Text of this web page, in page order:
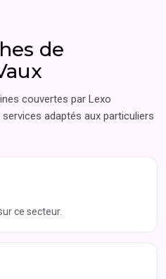
de
couvertes par Lexo
adaptés aux particuliers
ce secteur.